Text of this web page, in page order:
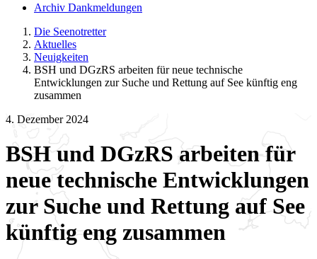
Archiv Dankmeldungen
Die Seenotretter
Aktuelles
Neuigkeiten
BSH und DGzRS arbeiten für neue technische
Entwicklungen zur Suche und Rettung auf See künftig eng
zusammen
4. Dezember 2024
BSH und DGzRS arbeiten für
neue technische Entwicklungen
zur Suche und Rettung auf See
künftig eng zusammen